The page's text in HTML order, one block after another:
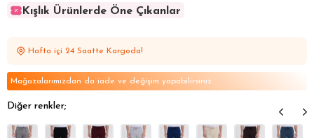
Kışlık Ürünlerde Öne Çıkanlar
Kışlık Ürünlerde Öne Çıkanlar
Hafta içi 24 Saatte Kargoda!
Mağazalarımızdan da iade ve değişim yapabilirsiniz
Diğer renkler;